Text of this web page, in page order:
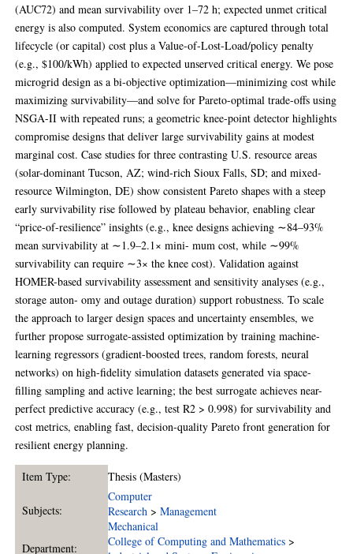
(AUC72) and mean survivability over 1–72 h; expected unmet critical
energy is also computed. System economics are captured through total
lifecycle (or capital) cost plus a Value-of-Lost-Load/policy penalty
(e.g., $100/kWh) applied to expected unserved critical energy. We pose
microgrid design as a bi-objective optimization—minimizing cost while
maximizing survivability—and solve for Pareto-optimal trade-offs using
NSGA-II with repeated runs; a geometric knee-point detector highlights
compromise designs that deliver large survivability gains at modest
marginal cost. Case studies for three contrasting U.S. resource areas
(solar-dominant Tucson, AZ; wind-rich Sioux Falls, SD; and mixed-
resource Wilmington, DE) show consistent Pareto shapes with a steep
early survivability rise followed by plateau behavior, enabling clear
“price-of-resilience” insights (e.g., knee designs achieving ∼84–93%
mean survivability at ∼1.9–2.1× mini- mum cost, while ∼99%
survivability can require ∼3× the knee cost). Validation against
HOMER-based survivability assessment and sensitivity analyses (e.g.,
storage auton- omy and outage duration) support robustness. To scale
the approach to larger design spaces and uncertainty ensembles, we
further propose surrogate-assisted optimization by training machine-
learning regressors (gradient-boosted trees, random forests, neural
networks) on high-fidelity simulation datasets generated via space-
filling sampling and active learning; the best surrogate achieves near-
perfect predictive accuracy (e.g., test R2 > 0.998) for survivability and
cost metrics, enabling fast, decision-quality Pareto front generation for
resilient energy planning.
Item Type: Thesis (Masters)
Subjects:
Computer
Research >Management
Mechanical
Department:
College of Computing and Mathematics >